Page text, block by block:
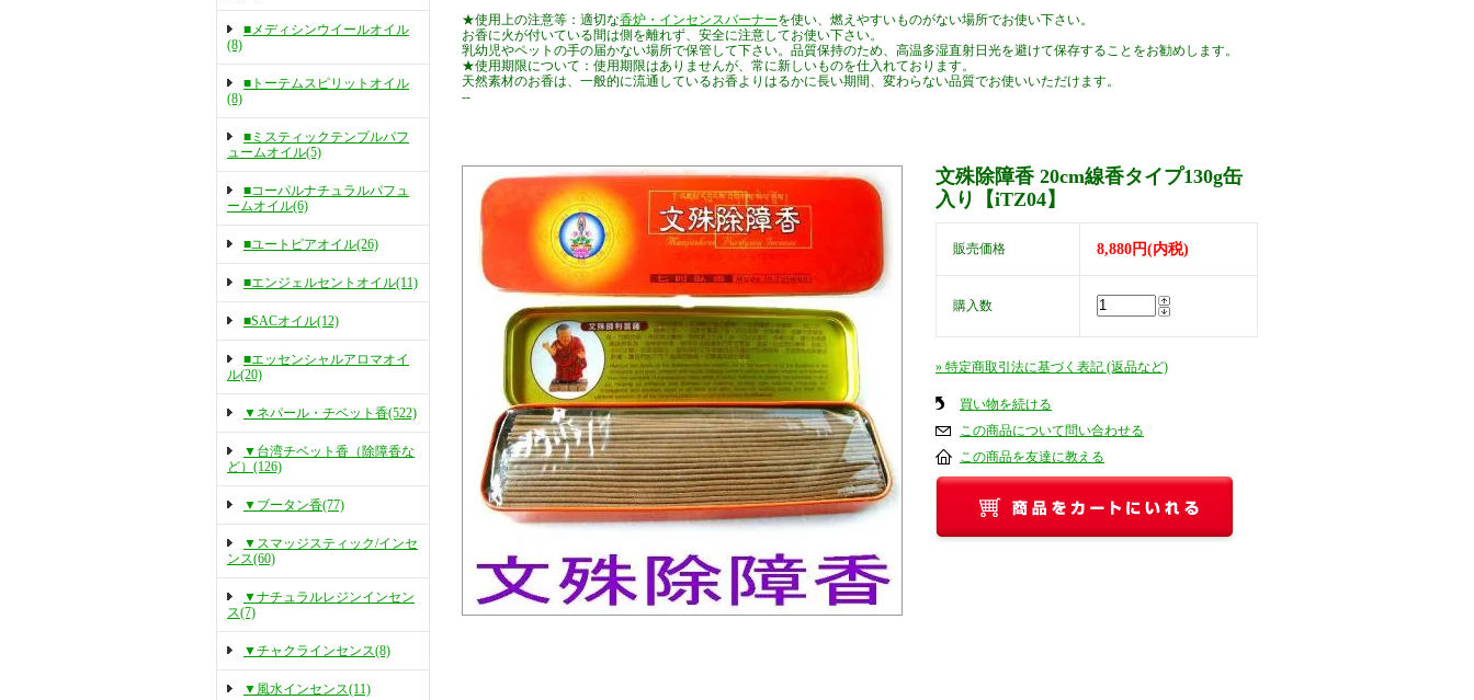
■メディシンウイールオイル
(8)
■トーテムスピリットオイル
(8)
■ミスティックテンプルパフ
ュームオイル(5)
■コーパルナチュラルパフュ
ームオイル(6)
■ユートピアオイル(26)
■エンジェルセントオイル(11)
■SACオイル(12)
■エッセンシャルアロマオイ
ル(20)
▼ネパール・チベット香(522)
▼台湾チベット香（除障香な
ど）(126)
▼ブータン香(77)
▼スマッジスティック/インセ
ンス(60)
▼ナチュラルレジンインセン
ス(7)
▼チャクラインセンス(8)
▼風水インセンス(11)
★使用上の注意等：適切な香炉・インセンスバーナーを使い、燃えやすいものがない場所でお使い下さい。
お香に火が付いている間は側を離れず、安全に注意してお使い下さい。
乳幼児やペットの手の届かない場所で保管して下さい。品質保持のため、高温多湿直射日光を避けて保存することをお勧めします。
★使用期限について：使用期限はありませんが、常に新しいものを仕入れております。
天然素材のお香は、一般的に流通しているお香よりはるかに長い期間、変わらない品質でお使いいただけます。
--
文殊除障香 20cm線香タイプ130g缶
入り【iTZ04】
販売価格 8,880円(内税)
購入数
» 特定商取引法に基づく表記 (返品など)
買い物を続ける
この商品について問い合わせる
この商品を友達に教える